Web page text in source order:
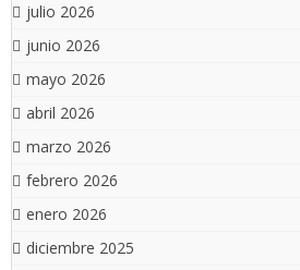
julio 2026
junio 2026
mayo 2026
abril 2026
marzo 2026
febrero 2026
enero 2026
diciembre 2025